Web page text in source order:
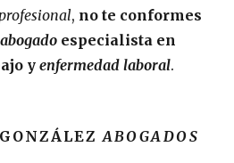
, no te conformes
abogado especialista en
yenfermedad laboral.
ABOGADOS